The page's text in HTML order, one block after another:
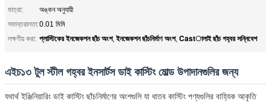
মাত্রা:
অঙ্কন অনুযায়ী
সমান্তরালতা:0.01 মিমি
লক্ষণীয় করা: প্লাস্টিকের ইনজেকশন ছাঁচ অংশ, ইনজেকশন ছাঁচনির্মাণ অংশ, Castালাই ছাঁচ গহ্বর সন্নিবেশ
এইচ১৩ টুল স্টীল গহ্বর ইনসার্টস ডাই কাস্টিং মোল্ড উপাদানগুলির জন্য
যথার্থ ইঞ্জিনিয়ারিং ডাই কাস্টিং ছাঁচনির্মাণের অংশগুলি যা ধাতব কাস্টিং পণ্যগুলির বাহ্যিক আকৃতি